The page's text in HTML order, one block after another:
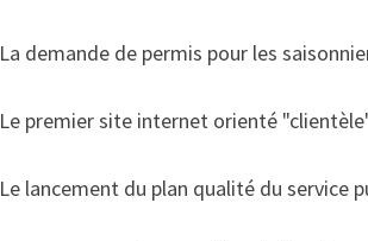
La demande de permis pour les
Le premier site internet orienté
Le lancement du plan qualité du service